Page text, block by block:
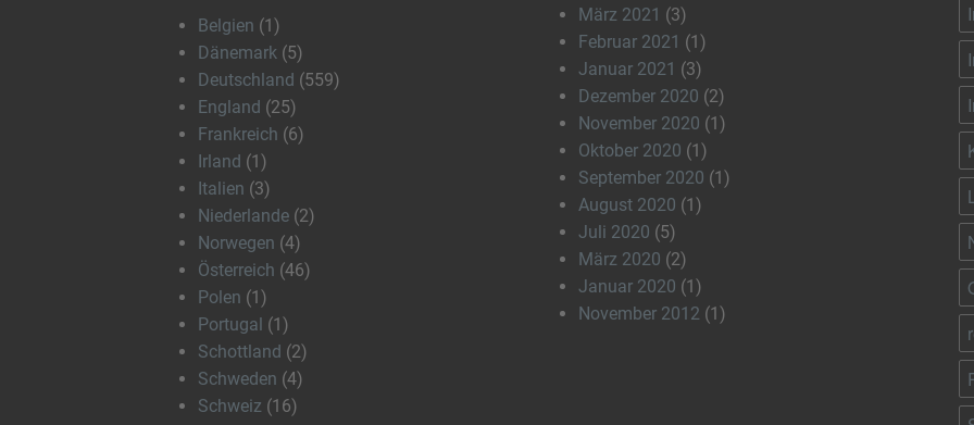
Belgien (1)
Dänemark (5)
Deutschland (559)
England (25)
Frankreich (6)
Irland (1)
Italien (3)
Niederlande (2)
Norwegen (4)
Österreich (46)
Polen (1)
Portugal (1)
Schottland (2)
Schweden (4)
Schweiz (16)
März 2021 (3)
Februar 2021 (1)
Januar 2021 (3)
Dezember 2020 (2)
November 2020 (1)
Oktober 2020 (1)
September 2020 (1)
August 2020 (1)
Juli 2020 (5)
März 2020 (2)
Januar 2020 (1)
November 2012 (1)